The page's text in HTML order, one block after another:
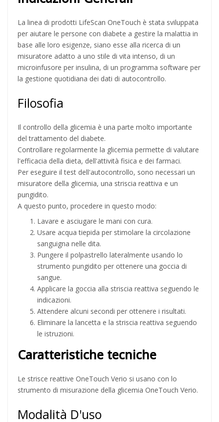
La linea di prodotti LifeScan OneTouch è stata sviluppata
per aiutare le persone con diabete a gestire la malattia in
base alle loro esigenze, siano esse alla ricerca di un
misuratore adatto a uno stile di vita intenso, di un
microinfusore per insulina, di un programma software per
la gestione quotidiana dei dati di autocontrollo.
Filosofia
Il controllo della glicemia è una parte molto importante
del trattamento del diabete.
Controllare regolarmente la glicemia permette di valutare
l'efficacia della dieta, dell'attività fisica e dei farmaci.
Per eseguire il test dell'autocontrollo, sono necessari un
misuratore della glicemia, una striscia reattiva e un
pungidito.
A questo punto, procedere in questo modo:
Lavare e asciugare le mani con cura.
Usare acqua tiepida per stimolare la circolazione
sanguigna nelle dita.
Pungere il polpastrello lateralmente usando lo
strumento pungidito per ottenere una goccia di
sangue.
Applicare la goccia alla striscia reattiva seguendo le
indicazioni.
Attendere alcuni secondi per ottenere i risultati.
Eliminare la lancetta e la striscia reattiva seguendo
le istruzioni.
Caratteristiche tecniche
Le strisce reattive OneTouch Verio si usano con lo
strumento di misurazione della glicemia OneTouch Verio.
Modalità D'uso